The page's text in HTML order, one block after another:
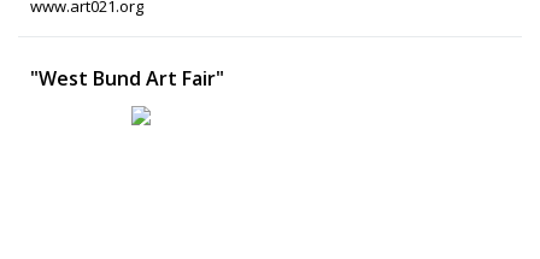
www.art021.org
"West Bund Art Fair"